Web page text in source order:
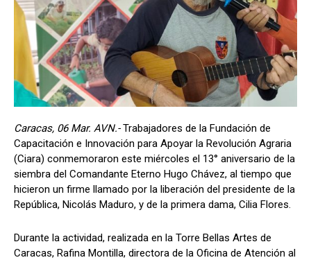
Caracas, 06 Mar. AVN.-Trabajadores de la Fundación de
Capacitación e Innovación para Apoyar la Revolución Agraria
(Ciara) conmemoraron este miércoles el 13° aniversario de la
siembra del Comandante Eterno Hugo Chávez, al tiempo que
hicieron un firme llamado por la liberación del presidente de la
República, Nicolás Maduro, y de la primera dama, Cilia Flores.
Durante la actividad, realizada en la Torre Bellas Artes de
Caracas, Rafina Montilla, directora de la Oficina de Atención al